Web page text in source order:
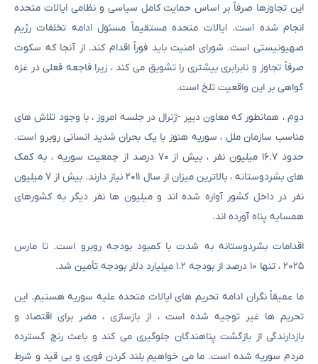
این تجاوزها صرفاً بر اساس حمایت کامل سیاسی و نظامی ایالات متحده
انجام شده است. ایالات متحده مستقیماً مسئول ادامه تخلفات رژیم
صهیونیستی است. شورای امنیت باید فوراً اقدام کند. از آنجا که سکوت
صرفاً تجاوز و نابرابری بیشتری را تشویق می کند ، زیرا فاجعه فعلی در غزه
گواهی بر این واقعیت تلخ است.
دوم ، همانطور که معاون دبیر -ژنرال در جلسه امروز ، با وجود تلاش های
مناسب سازمان ملل ، سوریه هنوز با یک بحران شدید انسانی روبرو است.
حدود ۱۶.۷ میلیون نفر ، بیش از ۷۰ درصد از جمعیت سوریه ، به کمک
های بشردوستانه ، بالاترین میزان از سال ۲۰۱۱ نیاز دارند. بیش از ۷ میلیون
نفر در داخل کشور آواره شده اند و میلیون ها نفر دیگر به کشورهای
همسایه پناه آورده اند.
اقدامات بشردوستانه به شدت با کمبود بودجه روبرو است. تا مارس
۲۰۲۵ ، تنها ۱۰ درصد از بودجه ۱.۲ میلیارد دلار بودجه تأمین شد.
ما عمیقاً نگران ادامه تحریم های ایالات متحده علیه سوریه هستیم. این
تحریم ها غیر توجیه شده است ، از بازسازی ، مضر برای اقتصاد و
بازدارندگی از بازگشت پناهندگان جلوگیری می کند و باعث رنج گسترده
مردم سوریه شده است. ما می خواهیم بلند کردن فوری و بی قید و شرط